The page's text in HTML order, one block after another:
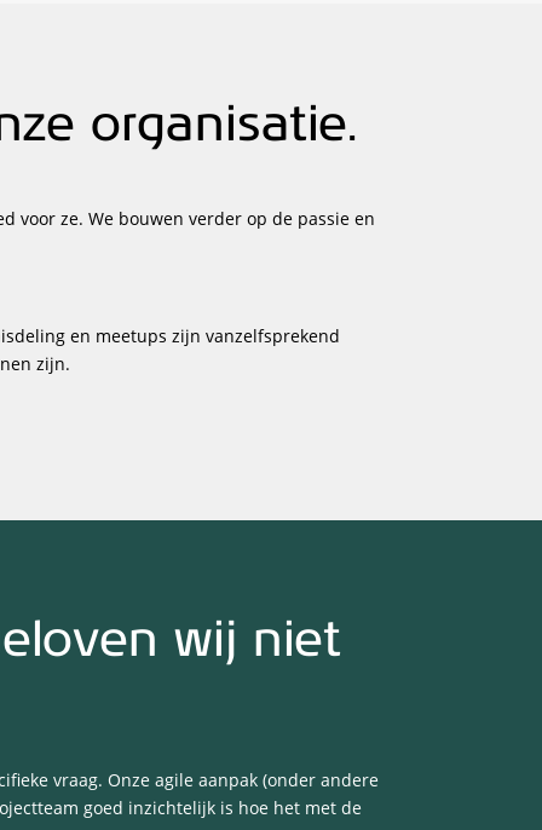
organisatie.
voor ze. We bouwen verder op de passie en
en meetups zijn vanzelfsprekend
zijn.
wij niet
vraag. Onze agile aanpak (onder andere
goed inzichtelijk is hoe het met de